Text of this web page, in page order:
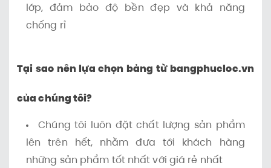
lớp, đảm bảo độ bền đẹp và khả năng
chống rỉ
Tại sao nên lựa chọn bảng từ bangphucloc.vn
của chúng tôi?
Chúng tôi luôn đặt chất lượng sản phẩm
lên trên hết, nhằm đưa tới khách hàng
những sản phẩm tốt nhất với giá rẻ nhất